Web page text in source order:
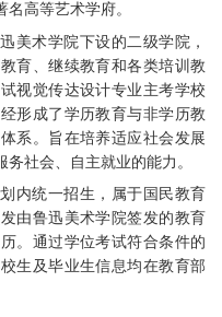
高等艺术学府。
美术学院下设的二级学院，
育、继续教育和各类培训教
视觉传达设计专业主考学校
形成了学历教育与非学历教
系。旨在培养适应社会发展
社会、自主就业的能力。
内统一招生，属于国民教育
由鲁迅美术学院签发的教育
。通过学位考试符合条件的
生及毕业生信息均在教育部